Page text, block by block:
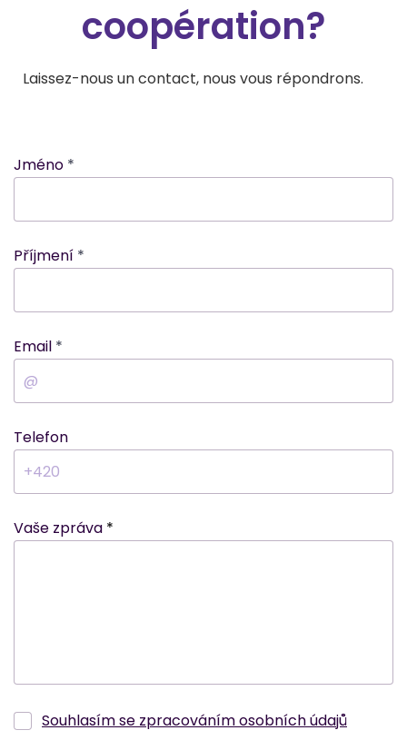
Jméno
Příjmení
Email
Telefon
Vaše zpráva
Souhlasím se zpracováním osobních údajů
coopération?
Laissez-nous un contact, nous vous répondrons.